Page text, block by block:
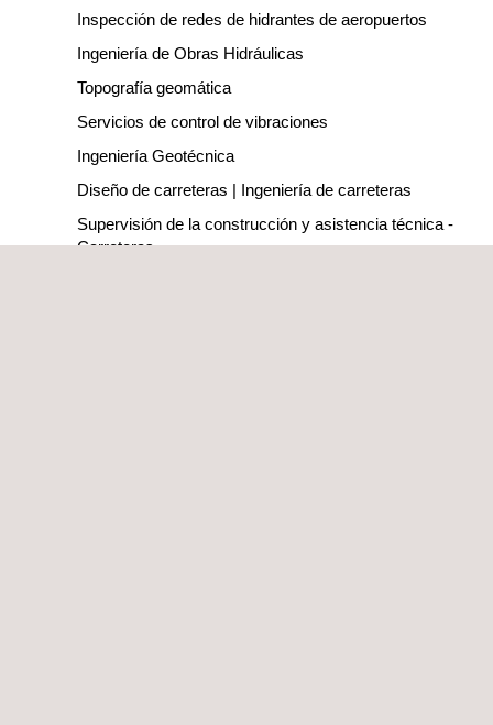
Inspección de redes de hidrantes de aeropuertos
Ingeniería de Obras Hidráulicas
Topografía geomática
Servicios de control de vibraciones
Ingeniería Geotécnica
Diseño de carreteras | Ingeniería de carreteras
Supervisión de la construcción y asistencia técnica -
Carreteras